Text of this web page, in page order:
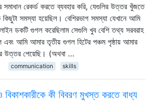
সমাধান রেকর্ড করতে ব্যবহার করি, যেগুলির উত্তর খুঁজতে
সমস্যা হয়েছিল। বেশিরভাগ সমস্যা যেখানে আমি
ডকটি গুগল করেছিলাম সেগুলি খুব বেশি তথ্য সরবরাহ
এবং আমি আমার তৃতীয় গুগল হিটের পঞ্চম পৃষ্ঠায় আমার
উত্তর পেয়েছি। (অথবা …
communication skills
কী বিবরণ মুখস্ত করতে বাধ্য